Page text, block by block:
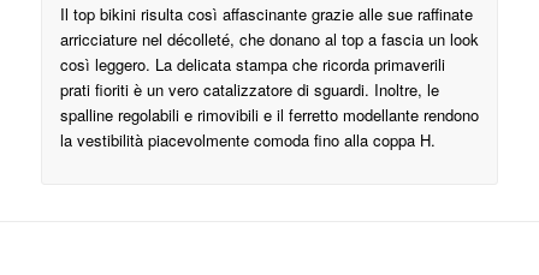
Il top bikini risulta così affascinante grazie alle sue raffinate
arricciature nel décolleté, che donano al top a fascia un look
così leggero. La delicata stampa che ricorda primaverili
prati fioriti è un vero catalizzatore di sguardi. Inoltre, le
spalline regolabili e rimovibili e il ferretto modellante rendono
la vestibilità piacevolmente comoda fino alla coppa H.